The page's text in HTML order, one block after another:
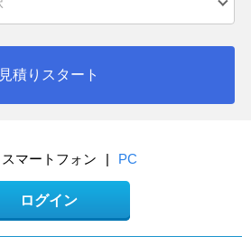
見積りスタート
スマートフォン | PC
ログイン